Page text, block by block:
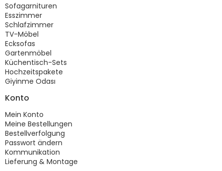
Sofagarnituren
Esszimmer
Schlafzimmer
TV-Möbel
Ecksofas
Gartenmöbel
Küchentisch-Sets
Hochzeitspakete
Giyinme Odası
Konto
Mein Konto
Meine Bestellungen
Bestellverfolgung
Passwort ändern
Kommunikation
Lieferung & Montage